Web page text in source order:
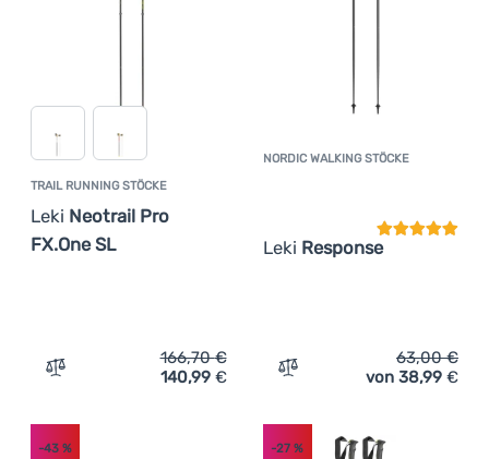
TRAIL RUNNING STÖCKE
Leki Neotrail Pro
FX.One SL
Zum Vergleich 'Trail Running Stöcke Leki Neotrail Pro
166,70€
140,99 €
NORDIC WALKING STÖCKE
Leki Response
Zum Vergleich 'Nordic
63,00€
von 38,99 €
-43 % -27 %